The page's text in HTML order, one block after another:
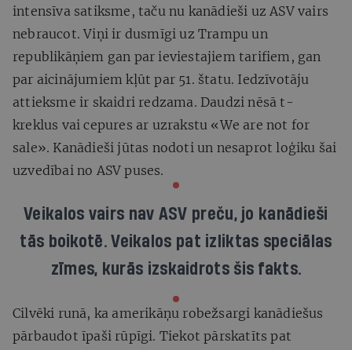
intensīva satiksme, taču nu kanādieši uz ASV vairs
nebraucot. Viņi ir dusmīgi uz Trampu un
republikāņiem gan par ieviestajiem tarifiem, gan
par aicinājumiem kļūt par 51. štatu. Iedzīvotāju
attieksme ir skaidri redzama. Daudzi nēsā t-
kreklus vai cepures ar uzrakstu «We are not for
sale». Kanādieši jūtas nodoti un nesaprot loģiku šai
uzvedībai no ASV puses.
Veikalos vairs nav ASV preču, jo kanādieši
tās boikotē. Veikalos pat izliktas speciālas
zīmes, kurās izskaidrots šis fakts.
Cilvēki runā, ka amerikāņu robežsargi kanādiešus
pārbaudot īpaši rūpīgi. Tiekot pārskatīts pat